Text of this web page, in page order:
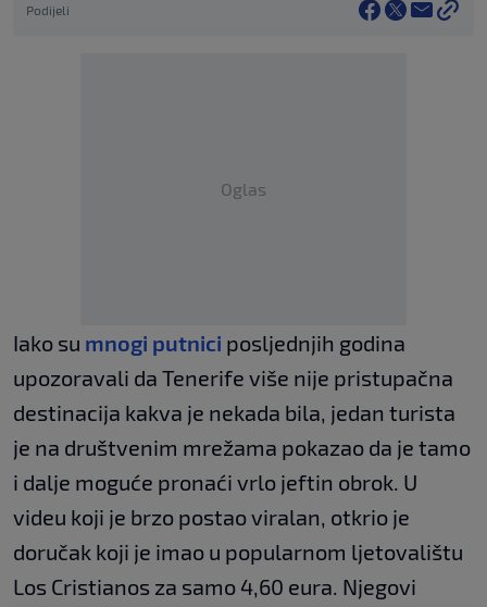
Podijeli
Oglas
Iako su mnogi putnici posljednjih godina
upozoravali da Tenerife više nije pristupačna
destinacija kakva je nekada bila, jedan turista
je na društvenim mrežama pokazao da je tamo
i dalje moguće pronaći vrlo jeftin obrok. U
videu koji je brzo postao viralan, otkrio je
doručak koji je imao u popularnom ljetovalištu
Los Cristianos za samo 4,60 eura. Njegovi